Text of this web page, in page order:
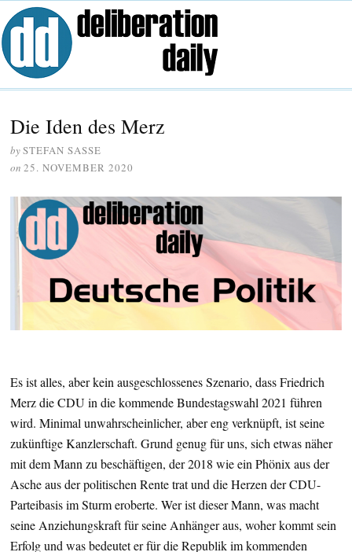
Die Iden des Merz
bySTEFAN SASSE
on 25. NOVEMBER 2020
Es ist alles, aber kein ausgeschlossenes Szenario, dass Friedrich
Merz die CDU in die kommende Bundestagswahl 2021 führen
wird. Minimal unwahrscheinlicher, aber eng verknüpft, ist seine
zukünftige Kanzlerschaft. Grund genug für uns, sich etwas näher
mit dem Mann zu beschäftigen, der 2018 wie ein Phönix aus der
Asche aus der politischen Rente trat und die Herzen der CDU-
Parteibasis im Sturm eroberte. Wer ist dieser Mann, was macht
seine Anziehungskraft für seine Anhänger aus, woher kommt sein
Erfolg und was bedeutet er für die Republik im kommenden